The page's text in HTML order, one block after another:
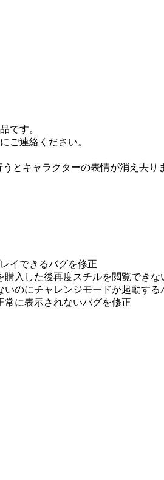
です。
ご連絡ください。
とキャラクターの表情が消え去
イできるバグを修正
入した後再度スチルを閲覧できな
のにチャレンジモードが起動する
に表示されないバグを修正